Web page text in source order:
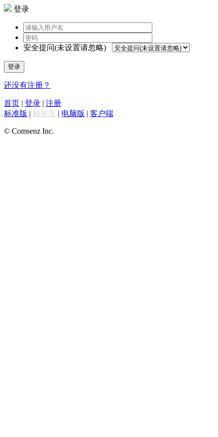
登录
安全提问(未设置请忽略)
登录
还没有注册？
首页 | 登录 | 注册
标准版 | 触屏版 | 电脑版 | 客户端
© Comsenz Inc.